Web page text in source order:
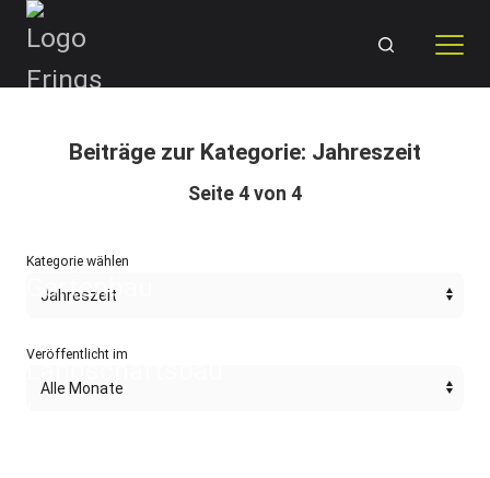
Beiträge zur Kategorie: Jahreszeit
Seite 4 von 4
Kategorie wählen
Veröffentlicht im